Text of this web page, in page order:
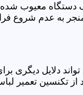
معیوب شده
منجر به عدم شروع
دلایل دیگری
تکنسین تعمیر